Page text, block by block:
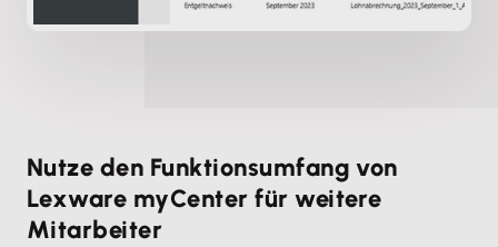
Nutze den Funktionsumfang von
Lexware myCenter für weitere
Mitarbeiter